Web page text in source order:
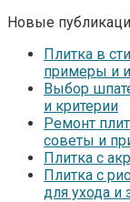
Новые
Плитка в
примеры и
Выбор
и критерии
Ремонт
советы и
Плитка с
Плитка с
для ухода и